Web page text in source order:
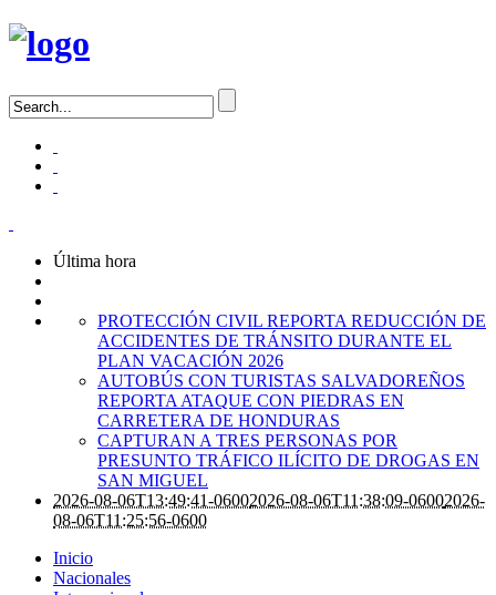
Última hora
PROTECCIÓN CIVIL REPORTA REDUCCIÓN DE
ACCIDENTES DE TRÁNSITO DURANTE EL
PLAN VACACIÓN 2026
AUTOBÚS CON TURISTAS SALVADOREÑOS
REPORTA ATAQUE CON PIEDRAS EN
CARRETERA DE HONDURAS
CAPTURAN A TRES PERSONAS POR
PRESUNTO TRÁFICO ILÍCITO DE DROGAS EN
SAN MIGUEL
2026-08-06T13:49:41-06002026-08-06T11:38:09-06002026-
08-06T11:25:56-0600
Inicio
Nacionales